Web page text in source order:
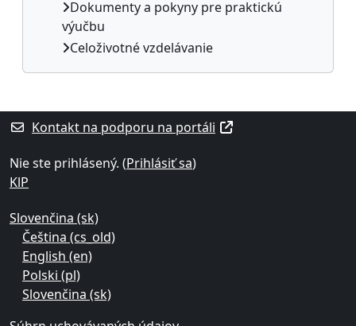
Dokumenty a pokyny pre praktickú
výučbu
Celoživotné vzdelávanie
Dodatočné bloky
Kontakt na podporu na portáli
Nie ste prihlásený. (Prihlásiť sa)
KlP
Slovenčina ‎(sk)‎
Čeština ‎(cs_old)‎
English ‎(en)‎
Polski ‎(pl)‎
Slovenčina ‎(sk)‎